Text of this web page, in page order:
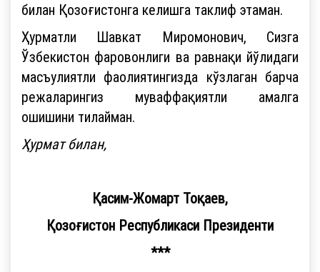
билан Қозоғистонга келишга таклиф этаман.
Ҳурматли Шавкат Миромонович, Сизга
Ўзбекистон фаровонлиги ва равнақи йўлидаги
масъулиятли фаолиятингизда кўзлаган барча
режаларингиз муваффақиятли амалга
ошишини тилайман.
Ҳурмат билан,
Қасим-Жомарт Тоқаев,
Қозоғистон Республикаси Президенти
***